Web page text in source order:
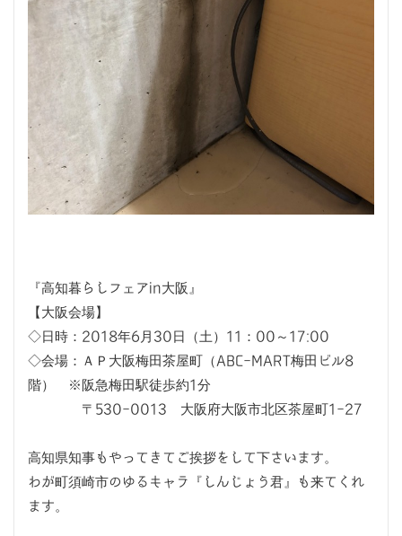
『高知暮らしフェアin大阪』
【大阪会場】
◇日時：2018年6月30日（土）11：00～17:00
◇会場：ＡＰ大阪梅田茶屋町（ABC-MART梅田ビル8
階） ※阪急梅田駅徒歩約1分
〒530-0013 大阪府大阪市北区茶屋町1-27
高知県知事もやってきてご挨拶をして下さいます。
わが町須崎市のゆるキャラ『しんじょう君』も来てくれ
ます。